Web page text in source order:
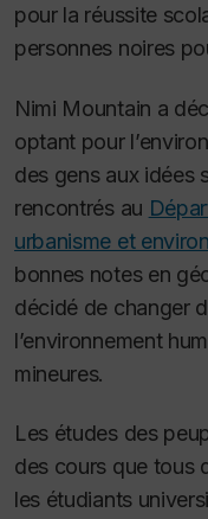
pour la réussite
personnes noires
Nimi Mountain a
optant pour
des gens aux idées
rencontrés au
urbanisme et
bonnes notes en
décidé de changer
l’environnement
mineures.
Les études des
des cours que tous
les étudiants